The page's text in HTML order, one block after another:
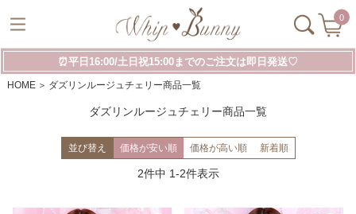
0
⏰平日16:00/土日祝15:00までのご注文は即日発送♡
HOME ダズリンルージュチェリー商品一覧
ダズリンルージュチェリー商品一覧
並び替え 価格が安い順 価格が高い順 新着順
2件中 1-2件表示